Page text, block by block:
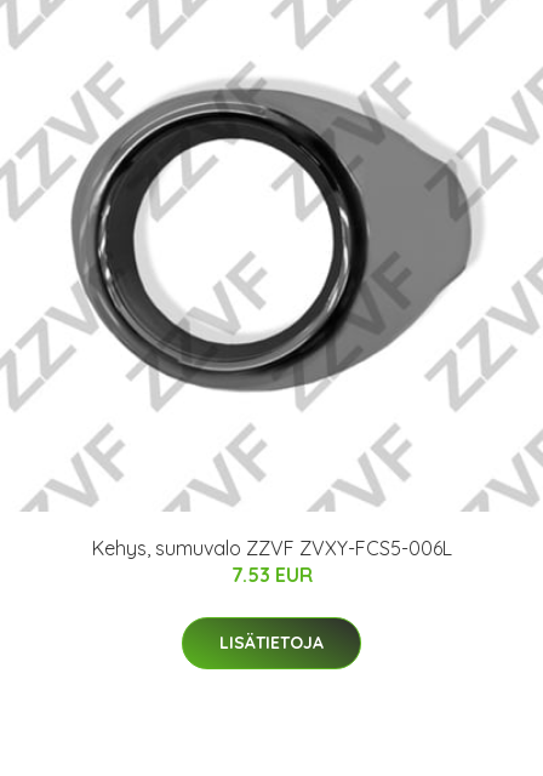
Kehys, sumuvalo ZZVF ZVXY-FCS5-006L
7.53 EUR
LISÄTIETOJA